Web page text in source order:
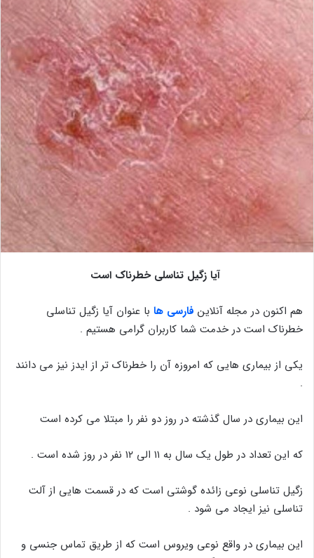
آیا زگیل تناسلی خطرناک است
هم اکنون در مجله آنلاین فارسی ها با عنوان آیا زگیل تناسلی
خطرناک است در خدمت شما کاربران گرامی هستیم .
یکی از بیماری هایی که امروزه آن را خطرناک تر از ایدز نیز می دانند
.
این بیماری در سال گذشته در روز دو نفر را مبتلا می کرده است
که این تعداد در طول یک سال به ۱۱ الی ۱۲ نفر در روز شده است .
زگیل تناسلی نوعی زائده گوشتی است که در قسمت هایی از آلت
تناسلی نیز ایجاد می شود .
این بیماری در واقع نوعی ویروس است که از طریق تماس جنسی و